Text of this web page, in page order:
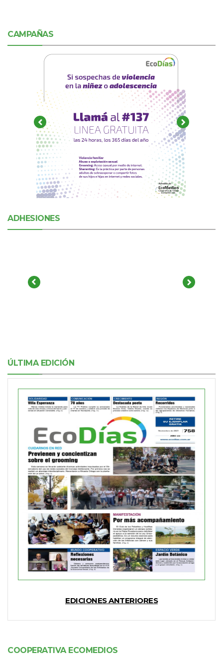
CAMPAÑAS
ADHESIONES
ÚLTIMA EDICIÓN
EDICIONES ANTERIORES
COOPERATIVA ECOMEDIOS